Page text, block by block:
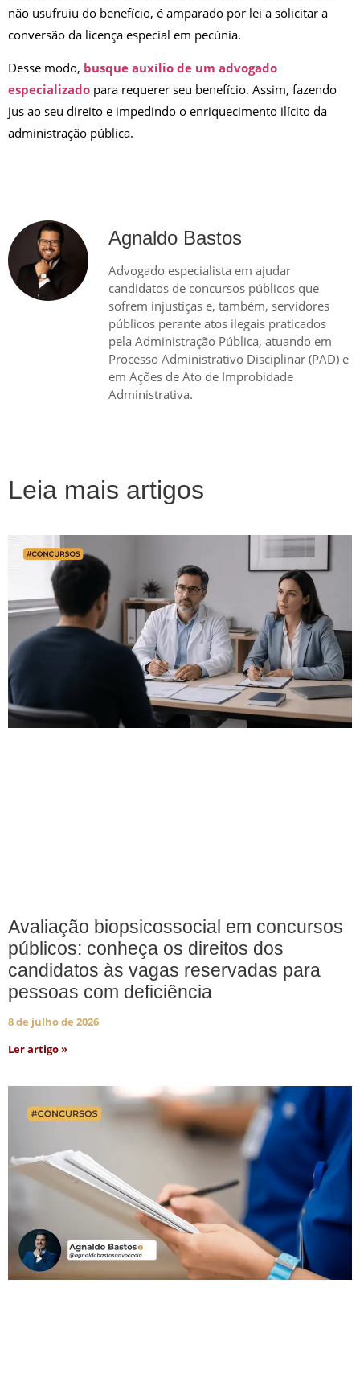
não usufruiu do benefício, é amparado por lei a solicitar a
conversão da licença especial em pecúnia.
Desse modo, busque auxílio de um advogado
especializado para requerer seu benefício. Assim, fazendo
jus ao seu direito e impedindo o enriquecimento ilícito da
administração pública.
Agnaldo Bastos
Advogado especialista em ajudar
candidatos de concursos públicos que
sofrem injustiças e, também, servidores
públicos perante atos ilegais praticados
pela Administração Pública, atuando em
Processo Administrativo Disciplinar (PAD) e
em Ações de Ato de Improbidade
Administrativa.
Leia mais artigos
Avaliação biopsicossocial em concursos
públicos: conheça os direitos dos
candidatos às vagas reservadas para
pessoas com deficiência
8 de julho de 2026
Ler artigo »